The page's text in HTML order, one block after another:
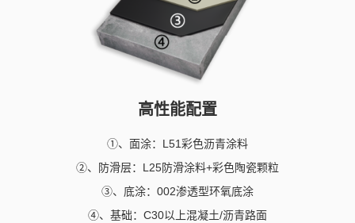
高性能配置
①、面涂：L51彩色沥青涂料
②、防滑层：L25防滑涂料+彩色陶瓷颗粒
③、底涂：002渗透型环氧底涂
④、基础：C30以上混凝土/沥青路面